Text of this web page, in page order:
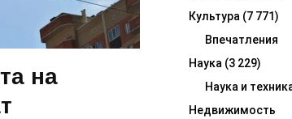
на
Культура (7 771)
Впечатления
Наука (3 229)
Наука и
Недвижимость